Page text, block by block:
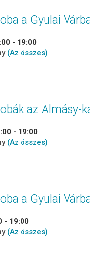
a Gyulai
- 19:00
(Az összes)
az Almásy-
- 19:00
(Az összes)
a Gyulai
- 19:00
(Az összes)